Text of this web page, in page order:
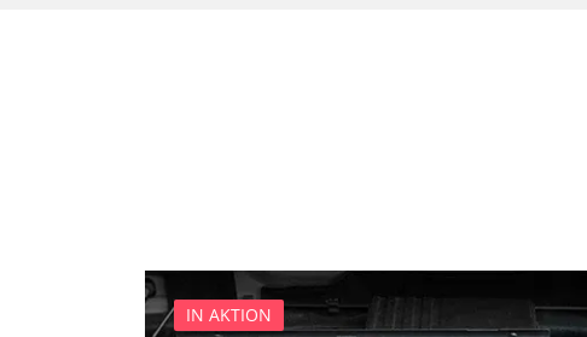
Klimaanlage
Kombiinstrument
IN AKTION